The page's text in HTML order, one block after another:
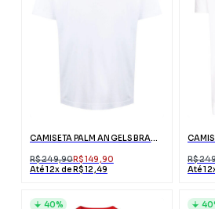
CAMISETA PALM ANGELS BRANCA LONDON COM LOGO
R$ 249,90R$ 149,90
Até 12x de R$ 12,49
R$
Até
40%